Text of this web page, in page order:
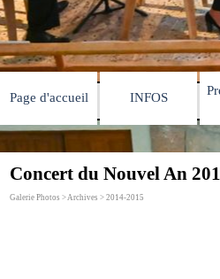
Page d'accueil INFOS
Concert du Nouvel An
Galerie Photos > Archives > 2014-2015